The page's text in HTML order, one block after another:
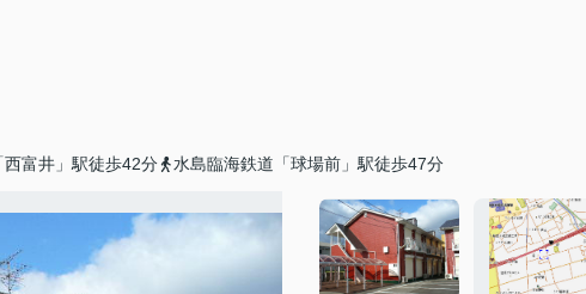
富井」駅徒歩42分 水島臨海鉄道「球場前」駅徒歩47分